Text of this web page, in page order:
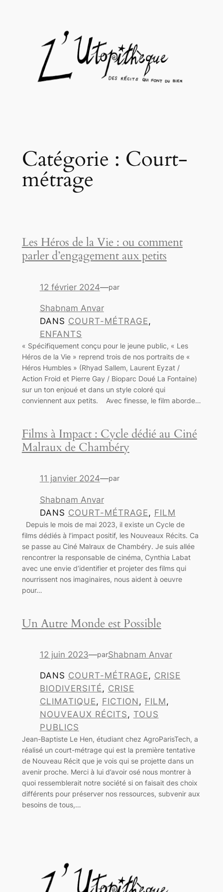
Catégorie : Court-
métrage
Les Héros de la Vie : ou comment
parler d’engagement aux petits
12 février 2024—par
Shabnam Anvar
DANS COURT-MÉTRAGE
ENFANTS
« Spécifiquement conçu pour le jeune public, « Les
Héros de la Vie » reprend trois de nos portraits de «
Héros Humbles » (Rhyad Sallem, Laurent Eyzat /
Action Froid et Pierre Gay / Bioparc Doué La Fontaine)
sur un ton enjoué et dans un style coloré qui
conviennent aux petits. Avec finesse, le film aborde…
Films à Impact : Cycle dédié au Ciné
Malraux de Chambéry
11 janvier 2024—par
Shabnam Anvar
DANS COURT-MÉTRAGE, FILM
Depuis le mois de mai 2023, il existe un Cycle de
films dédiés à l’impact positif, les Nouveaux Récits. Ca
se passe au Ciné Malraux de Chambéry. Je suis allée
rencontrer la responsable de cinéma, Cynthia Labat
avec une envie d’identifier et projeter des films qui
nourrissent nos imaginaires, nous aident à oeuvre
pour…
Un Autre Monde est Possible
12 juin 2023—parShabnam Anvar
DANS COURT-MÉTRAGE, CRISE
BIODIVERSITÉ, CRISE
CLIMATIQUE, FICTION, FILM
NOUVEAUX RÉCITS, TOUS
PUBLICS
Jean-Baptiste Le Hen, étudiant chez AgroParisTech, a
réalisé un court-métrage qui est la première tentative
de Nouveau Récit que je vois qui se projette dans un
avenir proche. Merci à lui d’avoir osé nous montrer à
quoi ressemblerait notre société si on faisait des choix
différents pour préserver nos ressources, subvenir aux
besoins de tous,…